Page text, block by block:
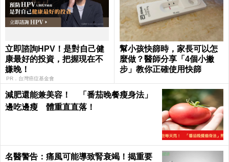
立即諮詢HPV！是對自己健
康最好的投資，把握現在不
嫌晚！
PR．台灣癌症基金會
幫小孩快篩時，家長可以怎
麼做？醫師分享「4個小撇
步」教你正確使用快篩
減肥還能兼美容！ 「番茄晚餐瘦身法」
邊吃邊瘦 體重直直落！
名醫警告：痛風可能導致腎衰竭！揭重要